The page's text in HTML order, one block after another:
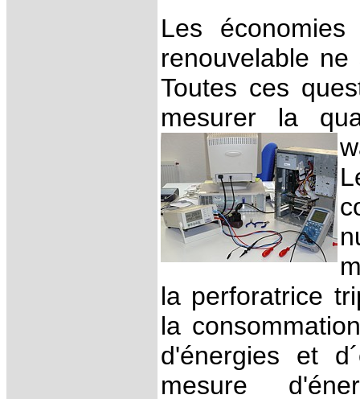
Les
renouvelable
Toutes ces
mesurer la
la perforatrice
la
d'énergies et
mesure